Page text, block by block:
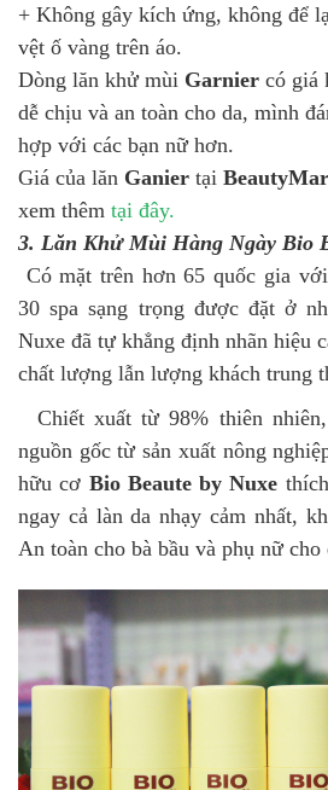
+ Không gây kích ứng, không để
vệt ố vàng trên áo.
Dòng lăn khử mùi Garnier có giá
dễ chịu và an toàn cho da, mình
hợp với các bạn nữ hơn.
Giá của lăn Ganier tại
xem thêm tại đây.
3. Lăn Khử Mùi Hàng Ngày Bio
Có mặt trên hơn 65 quốc gia
30 spa sạng trọng được đặt ở
Nuxe đã tự khẳng định nhãn hiệu
chất lượng lẫn lượng khách trung
Chiết xuất từ 98% thiên
nguồn gốc từ sản xuất nông
hữu cơ Bio Beaute by Nuxe
ngay cả làn da nhạy cảm nhất,
An toàn cho bà bầu và phụ nữ cho